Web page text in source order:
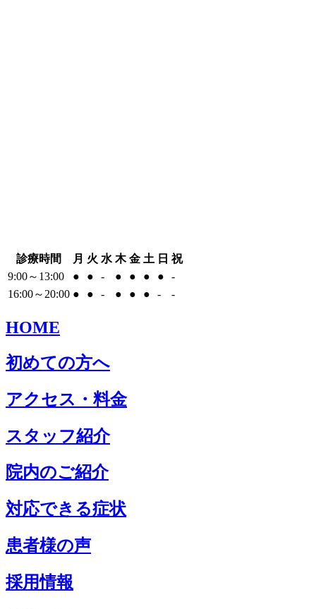
診療時間 月 火 水 木 金 土 日 祝
9:00～13:00
● ● - ● ● ● ●
-
16:00～20:00 ● ● - ● ● ● - -
HOME
初めての方へ
アクセス・料金
スタッフ紹介
院内のご紹介
対応できる症状
患者様の声
採用情報